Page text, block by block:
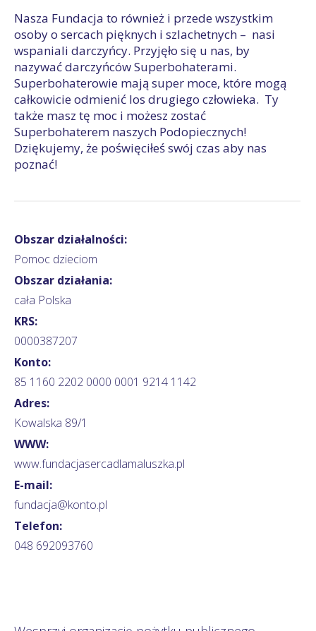
Nasza Fundacja to również i przede wszystkim
osoby o sercach pięknych i szlachetnych – nasi
wspaniali darczyńcy. Przyjęło się u nas, by
nazywać darczyńców Superbohaterami.
Superbohaterowie mają super moce, które mogą
całkowicie odmienić los drugiego człowieka. Ty
także masz tę moc i możesz zostać
Superbohaterem naszych Podopiecznych!
Dziękujemy, że poświęciłeś swój czas aby nas
poznać!
Obszar działalności:
Pomoc dzieciom
Obszar działania:
cała Polska
KRS:
0000387207
Konto:
85 1160 2202 0000 0001 9214 1142
Adres:
Kowalska 89/1
WWW:
www.fundacjasercadlamaluszka.pl
E-mail:
fundacja@konto.pl
Telefon:
048 692093760